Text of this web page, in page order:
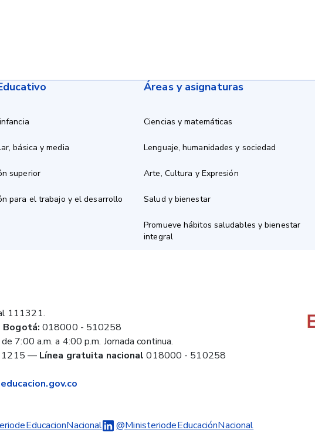
básica y media
superior
para el trabajo y el desarrollo
Áreas y asignaturas
Ciencias y matemáticas
Lenguaje, humanidades y sociedad
Arte, Cultura y Expresión
Salud y bienestar
Promueve hábitos saludables y bienestar
integral
111321.
Bogotá: 018000 - 510258
7:00 a.m. a 4:00 p.m. Jornada continua.
— Línea gratuita nacional 018000 - 510258
@MinisteriodeEducaciónNacional